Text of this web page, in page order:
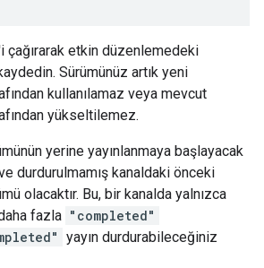
çağırarak etkin düzenlemedeki
Sürümünüz artık yeni
kullanılamaz veya mevcut
yükseltilemez.
yerine yayınlanmaya başlayacak
durdurulmamış kanaldaki önceki
olacaktır. Bu, bir kanalda yalnızca
fazla "completed"
yayın durdurabileceğiniz